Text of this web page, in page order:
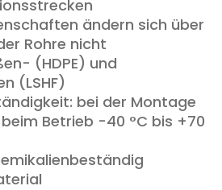
ändern sich über
Rohre nicht
(HDPE) und
(LSHF)
bei der Montage
Betrieb -40 °C bis +70